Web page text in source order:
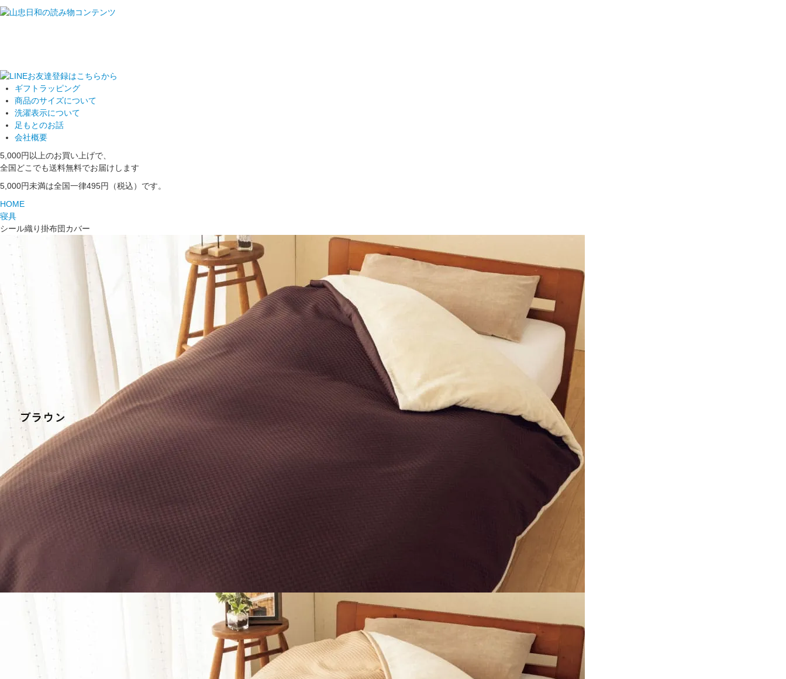
ギフトラッピング
商品のサイズについて
洗濯表示について
足もとのお話
会社概要
5,000円以上のお買い上げで、
全国どこでも送料無料でお届けします
5,000円未満は全国一律495円（税込）です。
HOME
寝具
シール織り掛布団カバー